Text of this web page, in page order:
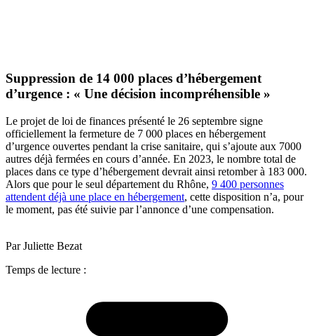
Suppression de 14 000 places d’hébergement
d’urgence : « Une décision incompréhensible »
Le projet de loi de finances présenté le 26 septembre signe
officiellement la fermeture de 7 000 places en hébergement
d’urgence ouvertes pendant la crise sanitaire, qui s’ajoute aux 7000
autres déjà fermées en cours d’année. En 2023, le nombre total de
places dans ce type d’hébergement devrait ainsi retomber à 183 000.
Alors que pour le seul département du Rhône, 9 400 personnes
attendent déjà une place en hébergement, cette disposition n’a, pour
le moment, pas été suivie par l’annonce d’une compensation.
Par Juliette Bezat
Temps de lecture :